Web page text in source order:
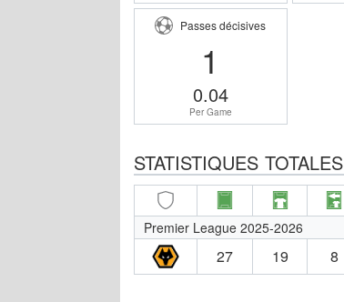
Passes décisives
1
0.04
Per Game
STATISTIQUES TOTALES
Premier League 2025-2026
27 19 8